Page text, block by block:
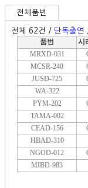
전체품번
전체 62건 / 단독출연
품번 시
MRXD-031
MCSR-240
JUSD-725
WA-322
PYM-202
TAMA-002
CEAD-156
HBAD-310
NGOD-012
MIBD-983